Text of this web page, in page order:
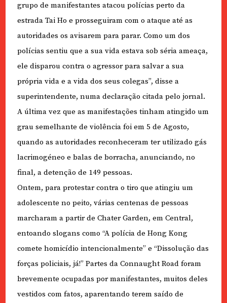
grupo de manifestantes atacou polícias perto da
estrada Tai Ho e prosseguiram com o ataque até as
autoridades os avisarem para parar. Como um dos
polícias sentiu que a sua vida estava sob séria ameaça,
ele disparou contra o agressor para salvar a sua
própria vida e a vida dos seus colegas”, disse a
superintendente, numa declaração citada pelo jornal.
A última vez que as manifestações tinham atingido um
grau semelhante de violência foi em 5 de Agosto,
quando as autoridades reconheceram ter utilizado gás
lacrimogéneo e balas de borracha, anunciando, no
final, a detenção de 149 pessoas.
Ontem, para protestar contra o tiro que atingiu um
adolescente no peito, várias centenas de pessoas
marcharam a partir de Chater Garden, em Central,
entoando slogans como “A polícia de Hong Kong
comete homicídio intencionalmente” e “Dissolução das
forças policiais, já!” Partes da Connaught Road foram
brevemente ocupadas por manifestantes, muitos deles
vestidos com fatos, aparentando terem saído de